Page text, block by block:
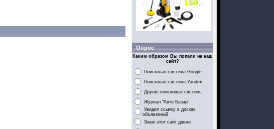
Опрос
Каким образом Вы попали на наш
сайт?
Поисковая система Google
Поисковая система Yandex
Другие поисковые системы
Журнал "Авто Базар"
Увидел ссылку в досках
объявлений
Знаю этот сайт давно